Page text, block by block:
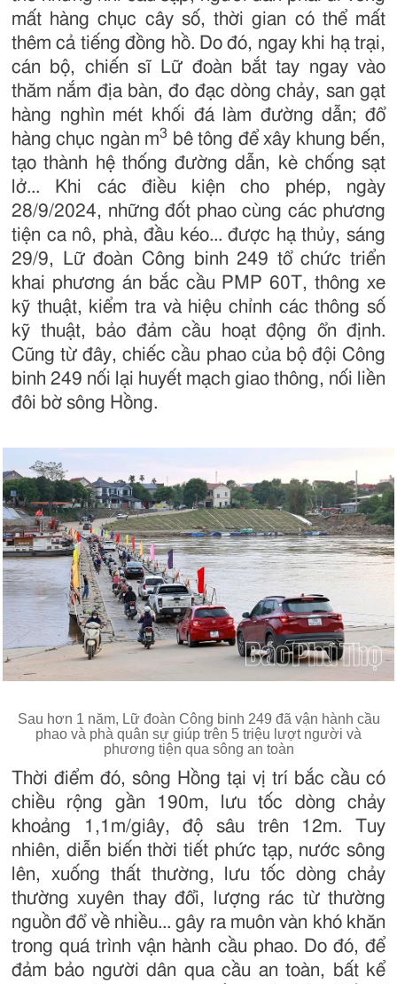
mất hàng chục cây số, thời gian có thể mất
thêm cả tiếng đồng hồ. Do đó, ngay khi hạ trại,
cán bộ, chiến sĩ Lữ đoàn bắt tay ngay vào
thăm nắm địa bàn, đo đạc dòng chảy, san gạt
hàng nghìn mét khối đá làm đường dẫn; đổ
hàng chục ngàn m3 bê tông để xây khung bến,
tạo thành hệ thống đường dẫn, kè chống sạt
lở... Khi các điều kiện cho phép, ngày
28/9/2024, những đốt phao cùng các phương
tiện ca nô, phà, đầu kéo... được hạ thủy, sáng
29/9, Lữ đoàn Công binh 249 tổ chức triển
khai phương án bắc cầu PMP 60T, thông xe
kỹ thuật, kiểm tra và hiệu chỉnh các thông số
kỹ thuật, bảo đảm cầu hoạt động ổn định.
Cũng từ đây, chiếc cầu phao của bộ đội Công
binh 249 nối lại huyết mạch giao thông, nối liền
đôi bờ sông Hồng.
Sau hơn 1 năm, Lữ đoàn Công binh 249 đã vận hành cầu
phao và phà quân sự giúp trên 5 triệu lượt người và
phương tiện qua sông an toàn
Thời điểm đó, sông Hồng tại vị trí bắc cầu có
chiều rộng gần 190m, lưu tốc dòng chảy
khoảng 1,1m/giây, độ sâu trên 12m. Tuy
nhiên, diễn biến thời tiết phức tạp, nước sông
lên, xuống thất thường, lưu tốc dòng chảy
thường xuyên thay đổi, lượng rác từ thường
nguồn đổ về nhiều... gây ra muôn vàn khó khăn
trong quá trình vận hành cầu phao. Do đó, để
đảm bảo người dân qua cầu an toàn, bất kể